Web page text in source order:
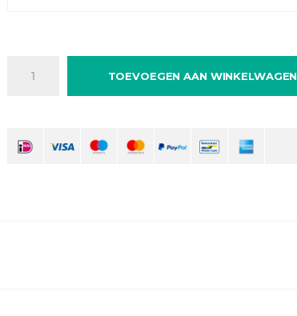
TOEVOEGEN AAN WINKELWAGEN